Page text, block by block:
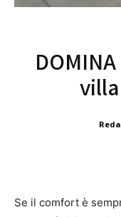
Se il comfort è